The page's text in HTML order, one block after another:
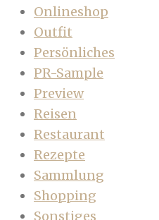
Onlineshop
Outfit
Persönliches
PR-Sample
Preview
Reisen
Restaurant
Rezepte
Sammlung
Shopping
Sonstiges